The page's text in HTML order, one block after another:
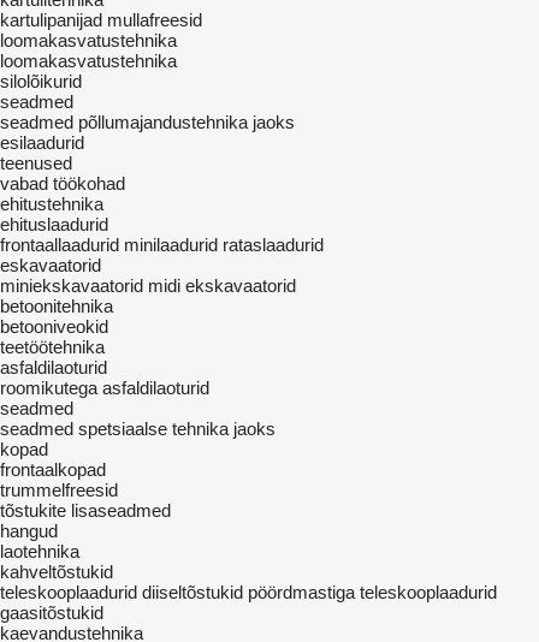
kartulipanijad mullafreesid
loomakasvatustehnika
loomakasvatustehnika
silolõikurid
seadmed
seadmed põllumajandustehnika jaoks
esilaadurid
teenused
vabad töökohad
ehitustehnika
ehituslaadurid
frontaallaadurid minilaadurid rataslaadurid
eskavaatorid
miniekskavaatorid midi ekskavaatorid
betoonitehnika
betooniveokid
teetöötehnika
asfaldilaoturid
roomikutega asfaldilaoturid
seadmed
seadmed spetsiaalse tehnika jaoks
kopad
frontaalkopad
trummelfreesid
tõstukite lisaseadmed
hangud
laotehnika
kahveltõstukid
teleskooplaadurid diiseltõstukid pöördmastiga teleskooplaadurid
gaasitõstukid
kaevandustehnika